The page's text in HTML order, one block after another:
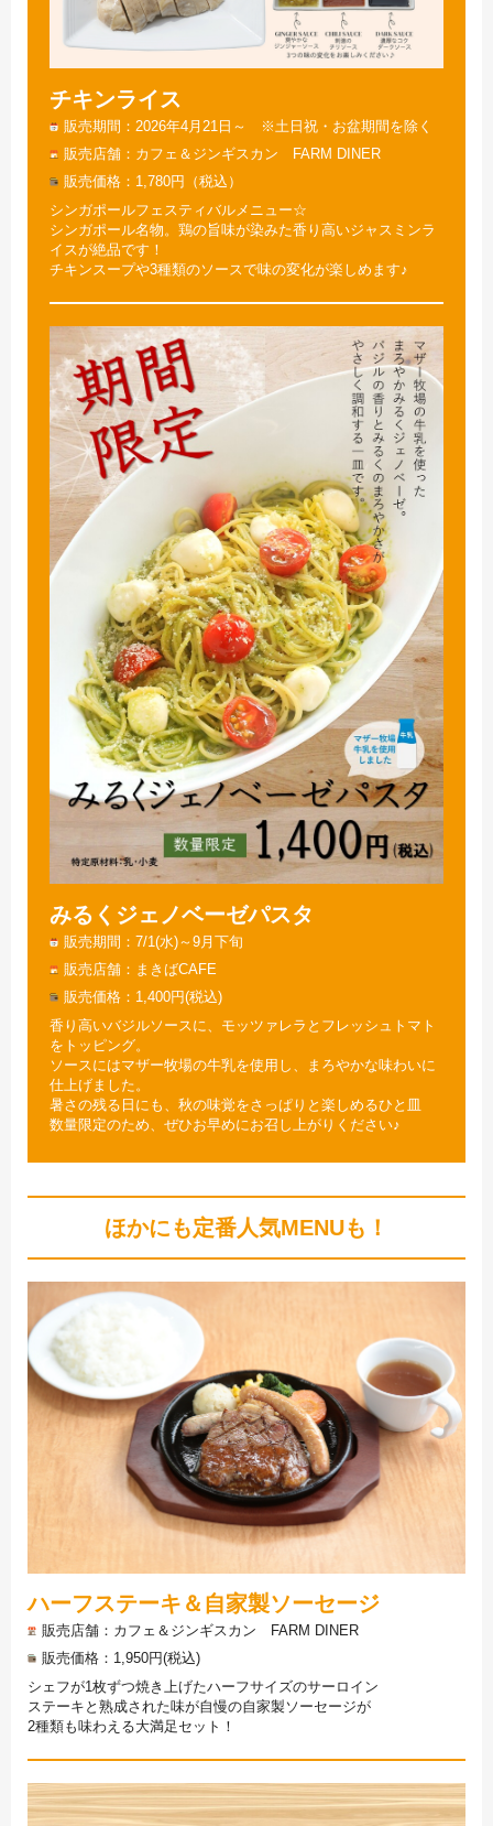
チキンライス
販売期間
2026年4月21日～ ※土日祝・お盆期間を除く
販売店舗
カフェ＆ジンギスカン FARM DINER
販売価格
1,780円（税込）
シンガポールフェスティバルメニュー☆
シンガポール名物。鶏の旨味が染みた香り高いジャスミンラ
イスが絶品です！
チキンスープや3種類のソースで味の変化が楽しめます♪
みるくジェノベーゼパスタ
販売期間
7/1(水)～9月下旬
販売店舗
まきばCAFE
販売価格
1,400円(税込)
香り高いバジルソースに、モッツァレラとフレッシュトマト
をトッピング。
ソースにはマザー牧場の牛乳を使用し、まろやかな味わいに
仕上げました。
暑さの残る日にも、秋の味覚をさっぱりと楽しめるひと皿
数量限定のため、ぜひお早めにお召し上がりください♪
ほかにも定番人気MENUも！
ハーフステーキ＆自家製ソーセージ
販売店舗
カフェ＆ジンギスカン FARM DINER
販売価格
1,950円(税込)
シェフが1枚ずつ焼き上げたハーフサイズのサーロイン
ステーキと熟成された味が自慢の自家製ソーセージが
2種類も味わえる大満足セット！